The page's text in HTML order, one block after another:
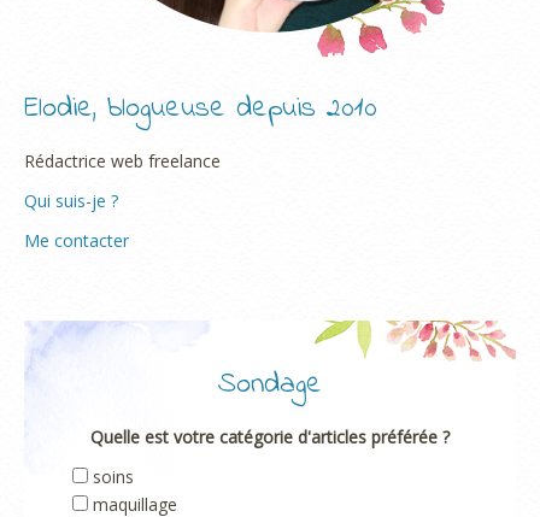
Elodie, blogueuse depuis 2010
Rédactrice web freelance
Qui suis-je ?
Me contacter
Sondage
Quelle est votre catégorie d'articles préférée ?
soins
maquillage